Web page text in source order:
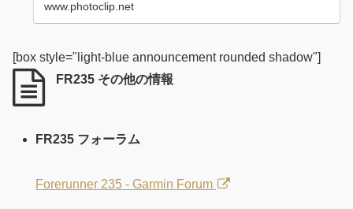
www.photoclip.net
[box style="light-blue announcement rounded shadow"]
FR235 その他の情報
FR235 フォーラム
Forerunner 235 - Garmin Forum